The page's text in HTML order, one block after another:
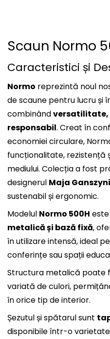
Scaun Normo
Caracteristici și
Normo reprezintă noul
de scaune pentru lucru și
combinândversatilitate,
responsabil. Creat în
economiei circulare,
funcționalitate, rezistență
mediului. Colecția a fost
designerul Maja
sustenabil și ergonomic.
Modelul Normo 500H
metalică și bază fixă,
în utilizare intensă, ideal
conferințe sau spații
Structura metalică poate
variată de culori,
în orice tip de interior.
Șezutul și spătarul sunt
disponibile într-o